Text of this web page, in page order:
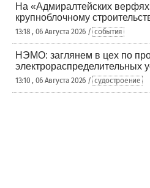
На «Адмиралтейских
крупноблочному
13:18 , 06 Августа 2026 / события
НЭМО: заглянем в цех по
электрораспределительных
13:10 , 06 Августа 2026 / судостроение